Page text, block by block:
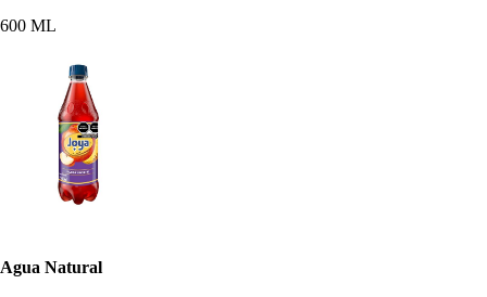
600 ML
Agua Natural